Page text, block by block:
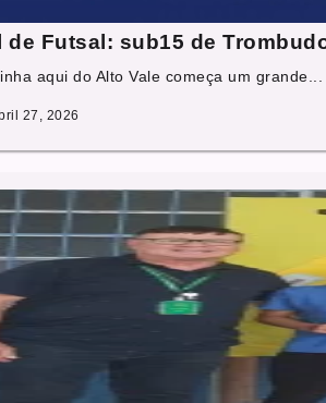
de Futsal: sub15 de
aqui do Alto Vale começa um grande...
27, 2026